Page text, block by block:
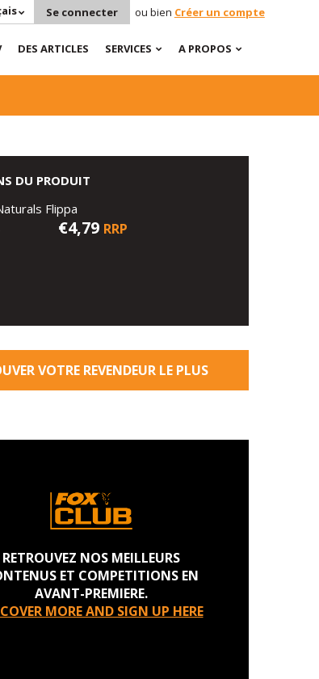
Se connecter ou bien Créer un compte
DES ARTICLES SERVICES A PROPOS
DU PRODUIT
Flippa
€4,79 RRP
VOTRE REVENDEUR LE PLUS
RETROUVEZ NOS MEILLEURS
ET COMPETITIONS EN
AVANT-PREMIERE.
MORE AND SIGN UP HERE